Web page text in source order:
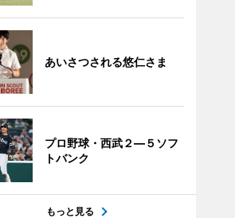
あいさつされる悠仁さま
プロ野球・西武２―５ソフ
トバンク
もっと見る